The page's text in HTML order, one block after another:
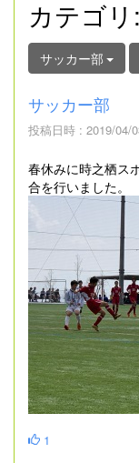
カテゴ
サッカー部
サッカー部
投稿日時 : 2019/04/
春休みに時之栖ス
合を行いました。
1